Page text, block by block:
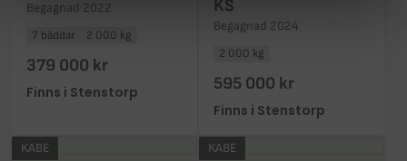
Begagnad 2022
7 bäddar 2 000 kg
379 000 kr
Finns i Stenstorp
KS
Begagnad 2024
2 000 kg
595 000 kr
Finns i Stenstorp
KABE KABE